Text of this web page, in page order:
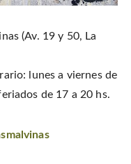
(Av. 19 y 50, La
lunes a viernes de
de 17 a 20 hs.